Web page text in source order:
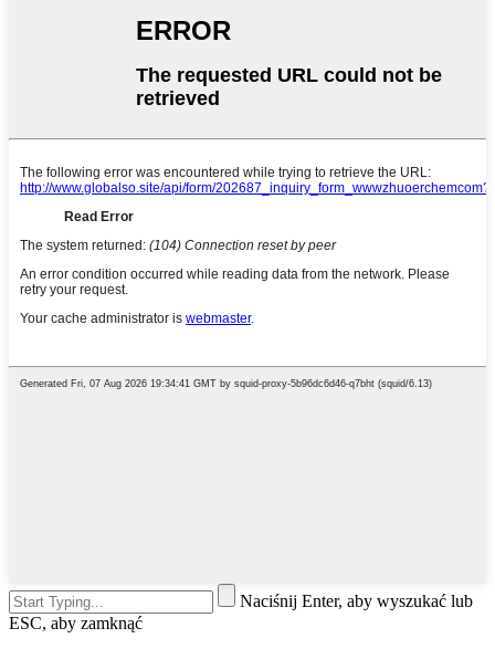
Naciśnij Enter, aby wyszukać lub
ESC, aby zamknąć